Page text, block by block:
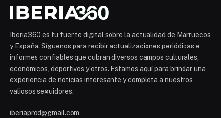
Iberia360 es tu fuente digital sobre la actualidad de Marruecos
y España. Síguenos para recibir actualizaciones periódicas e
informes confiables que cubran diversos campos culturales,
económicos, deportivos y otros. Estamos aquí para brindar una
experiencia de noticias interesante y completa a nuestros
valiosos seguidores.
iberiaprod@gmail.com